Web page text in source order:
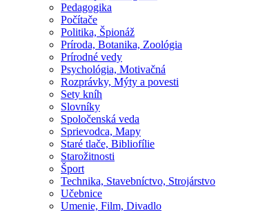
Pedagogika
Počítače
Politika, Špionáž
Príroda, Botanika, Zoológia
Prírodné vedy
Psychológia, Motivačná
Rozprávky, Mýty a povesti
Sety kníh
Slovníky
Spoločenská veda
Sprievodca, Mapy
Staré tlače, Bibliofílie
Starožitnosti
Šport
Technika, Stavebníctvo, Strojárstvo
Učebnice
Umenie, Film, Divadlo